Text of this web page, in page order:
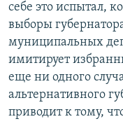
себе это испытал,
выборы
муниципальных
имитирует
еще ни одного
альтернативного
приводит к тому,